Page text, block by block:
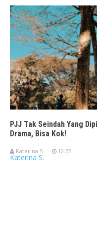
PJJ Tak Seindah Yang
Drama, Bisa Kok!
Katerina S. 12.22
Katerina S.